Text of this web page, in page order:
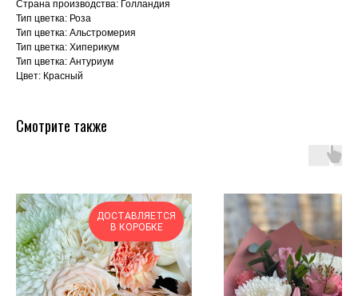
Страна производства: Голландия
Тип цветка: Роза
Тип цветка: Альстромерия
Тип цветка: Хиперикум
Тип цветка: Антуриум
Цвет: Красный
Смотрите также
ДОСТАВЛЯЕТСЯ
В КОРОБКЕ